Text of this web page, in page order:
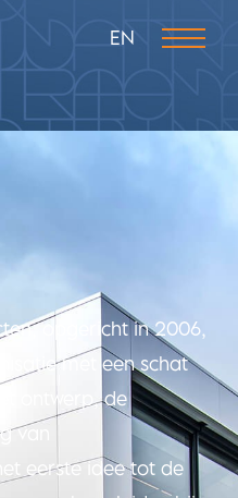
EN
opgericht in 2006,
met een schat
ontwerp, de
van
eerste idee tot de